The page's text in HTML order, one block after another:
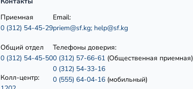
Приемная
0 (312) 54-45-29
Общий отдел
0 (312) 54-45-50
Колл-центр:
Email:
priem@sf.kg; help@sf.kg
Телефоны доверия:
0 (312) 57-66-61 (Общественная приемная)
0 (312) 54-33-16
0 (555) 64-04-16 (мобильный)